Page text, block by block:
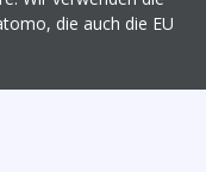
die auch die EU